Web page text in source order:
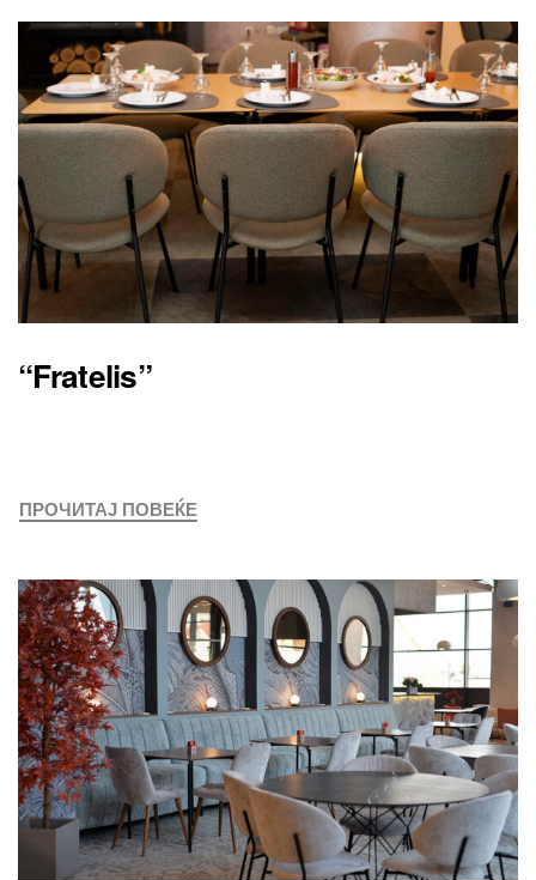
“Fratelis”
ПРОЧИТАЈ ПОВЕЌЕ